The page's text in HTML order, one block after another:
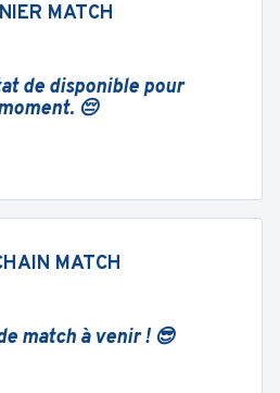
MATCH
de disponible pour
😔
MATCH
match à venir ! 😎